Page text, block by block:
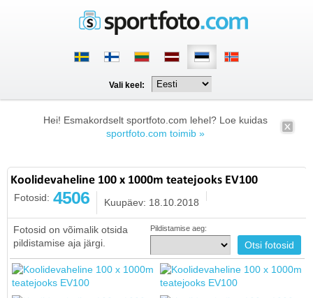
Vali keel:
Hei! Esmakordselt sportfoto.com lehel? Loe kuidas
sportfoto.com toimib »
Koolidevaheline 100 x 1000m teatejooks EV100
Fotosid: 4506 Kuupäev: 18.10.2018
Fotosid on võimalik otsida
pildistamise aja järgi.
Pildistamise aeg: